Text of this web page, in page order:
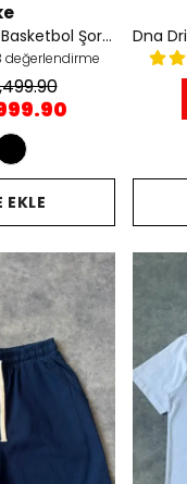
Dna Dri-Fit Erkek Basketbol Şortu - Beyaz
değerlendirme
EKLE